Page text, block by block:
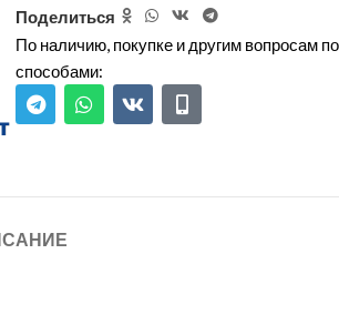
Поделиться
По наличию, покупке и другим вопросам
способами: